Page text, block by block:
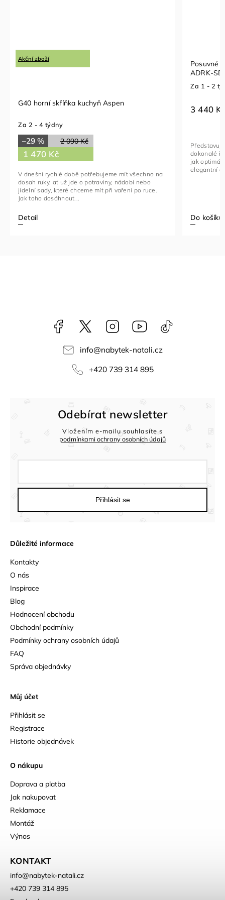
Akční zboží
G40 horní skříňka kuchyň Aspen
Za 2 - 4 týdny
2 090 Kč
–29 %
1 470 Kč
Detail
V dnešní rychlé době potřebujeme mít všechno na
dosah ruky, ať už jde o potraviny, nádobí nebo
jídelní sady, které chceme mít při vaření po ruce.
Jak toho dosáhnout...
Posuvné
ADRK-
Za 1 - 2
3 440
Do košíku
dokonalé
jak
elegantní a
Facebook NataliNabytek
Instagram YouTube
info@nabytek-natali.cz
+420 739 314 895
Důležité informace
Kontakty
O nás
Inspirace
Blog
Hodnocení obchodu
Obchodní podmínky
Podmínky ochrany osobních údajů
FAQ
Správa objednávky
Můj účet
Přihlásit se
Registrace
Historie objednávek
O nákupu
Doprava a platba
Jak nakupovat
Reklamace
Montáž
Výnos
KONTAKT
info@nabytek-natali.cz
+420 739 314 895
Odebírat newsletter
Vložením e-mailu souhlasíte s
podmínkami ochrany osobních údajů
Přihlásit se